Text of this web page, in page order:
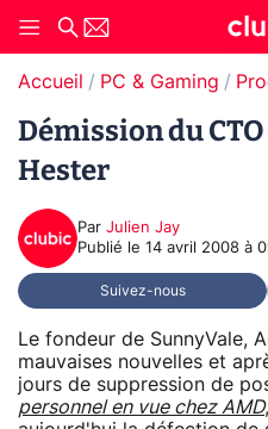
Accueil PC & Gaming
Démission du
Hester
Par Julien Jay
Publié le 14 avril 2008 à
Suivez-nous
Le fondeur de SunnyVale,
mauvaises nouvelles et
jours de suppression de
personnel en vue chez AMD